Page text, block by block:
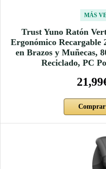
MÁS
Trust Yuno Ratón
Ergonómico Recargable
en Brazos y Muñecas,
Reciclado, PC
Comprar